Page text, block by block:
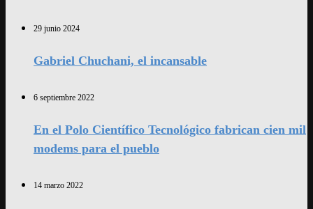
29 junio 2024
Gabriel Chuchani, el incansable
6 septiembre 2022
En el Polo Científico Tecnológico fabrican cien mil
modems para el pueblo
14 marzo 2022